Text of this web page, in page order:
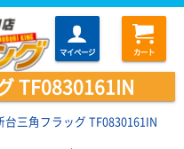
マイページ カート
TF0830161IN
台三角フラッグ TF0830161IN